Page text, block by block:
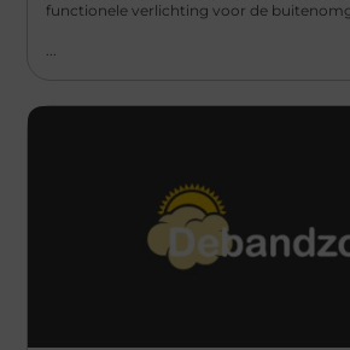
functionele verlichting voor de